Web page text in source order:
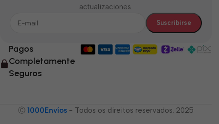
actualizaciones.
Pagos
Completamente
Seguros
Ⓒ 1000Envíos - Todos os direitos reservados. 2025